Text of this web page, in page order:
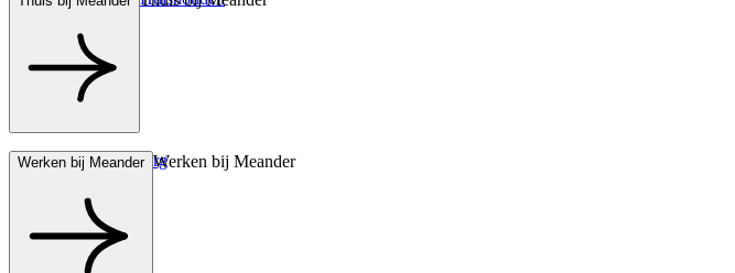
Wonen met zorg
Werken bij Meander Werken bij Meander